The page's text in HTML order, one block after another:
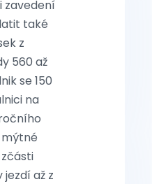
zavedení
také
z
560 až
se 150
na
mýtné
až z